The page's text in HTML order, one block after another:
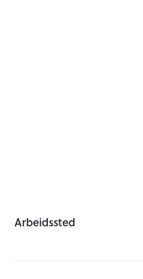
Arbeidssted